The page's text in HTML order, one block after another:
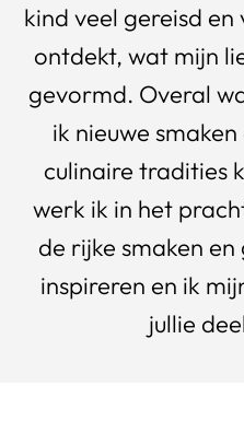
kind veel gereisd en
ontdekt, wat mijn
gevormd. Overal
ik nieuwe
culinaire tradities
werk ik in het
de rijke smaken
inspireren en ik
jullie